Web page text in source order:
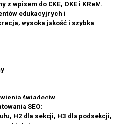
z wpisem do CKE, OKE i KReM.
edukacyjnych i
wysoka jakość i szybka
świadectw
SEO:
H2 dla sekcji, H3 dla podsekcji,